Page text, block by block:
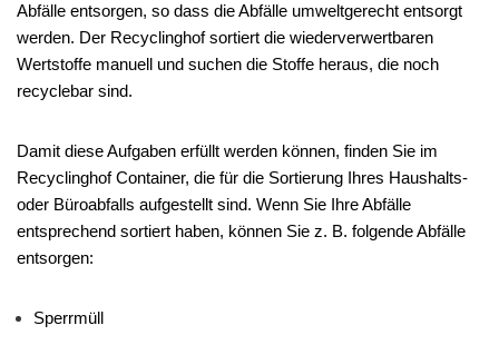
Abfälle entsorgen, so dass die Abfälle umweltgerecht entsorgt
werden. Der Recyclinghof sortiert die wiederverwertbaren
Wertstoffe manuell und suchen die Stoffe heraus, die noch
recyclebar sind.
Damit diese Aufgaben erfüllt werden können, finden Sie im
Recyclinghof Container, die für die Sortierung Ihres Haushalts-
oder Büroabfalls aufgestellt sind. Wenn Sie Ihre Abfälle
entsprechend sortiert haben, können Sie z. B. folgende Abfälle
entsorgen:
Sperrmüll